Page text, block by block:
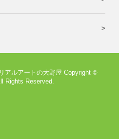
アルアートの大野屋 Copyright ©
Rights Reserved.